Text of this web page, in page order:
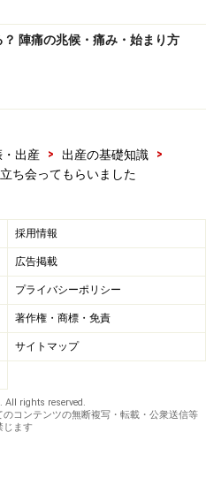
？ 陣痛の兆候・痛み・始まり方
出産 > 出産の基礎知識
>
ち会ってもらいました
採用情報
広告掲載
プライバシーポリシー
著作権・商標・免責
サイトマップ
rights reserved.
コンテンツの無断複写・転載・公衆送信等
じます